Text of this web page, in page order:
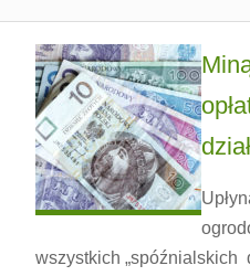
wszystkich „spóźnialskich